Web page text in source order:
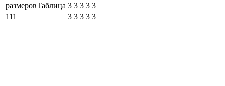
размеровТаблица 3 3 3 3 3
111
3 3 3 3 3